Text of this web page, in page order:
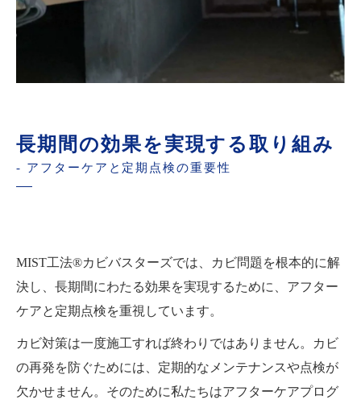
長期間の効果を実現する取り組み
- アフターケアと定期点検の重要性
MIST工法®カビバスターズでは、カビ問題を根本的に解
決し、長期間にわたる効果を実現するために、アフター
ケアと定期点検を重視しています。
カビ対策は一度施工すれば終わりではありません。カビ
の再発を防ぐためには、定期的なメンテナンスや点検が
欠かせません。そのために私たちはアフターケアプログ